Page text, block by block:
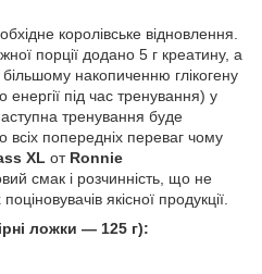
королівське відновлення.
порції додано 5 г креатину, а
накопиченню глікогену
під час тренування) у
тренування буде
всіх попередніх переваг чому
XL от Ronnie
смак і розчинність, що не
якісної продукції.
ложки — 125 г):